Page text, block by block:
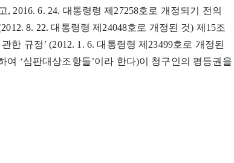
, 2016. 6. 24. 대통령령 제27258호로 개정되기 전의
8. 22. 대통령령 제24048호로 개정된 것) 제15조
한 규정’ (2012. 1. 6. 대통령령 제23499호로 개정된
여 ‘심판대상조항들’이라 한다)이 청구인의 평등권을